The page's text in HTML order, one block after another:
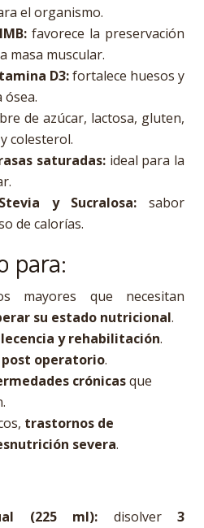
el organismo.
favorece la preservación
masa muscular.
D3:fortalece huesos y
ósea.
de azúcar, lactosa, gluten,
colesterol.
saturadas:ideal para la
y Sucralosa: sabor
de calorías.
para:
mayores que necesitan
su estado nutricional.
y rehabilitación.
post operatorio.
crónicasque
trastornos de
severa.
(225 ml): disolver3